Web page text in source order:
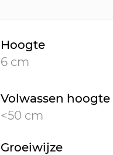
Hoogte
6 cm
Volwassen hoogte
<50 cm
Groeiwijze